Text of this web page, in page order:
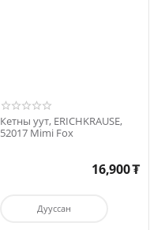
Кетны уут, ERICHKRAUSE,
52017 Mimi Fox
16,900₮
Дууссан